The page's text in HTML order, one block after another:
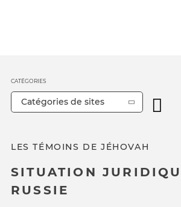
LES TÉMOINS DE JÉHOVAH
SITUATION
RUSSIE
CATÉGORIES
Catégories de sites